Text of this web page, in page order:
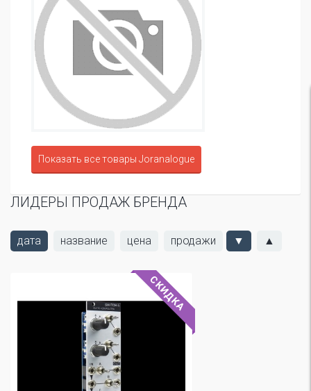
Показать все товары Joranalogue
ЛИДЕРЫ ПРОДАЖ БРЕНДА
дата название цена продажи ▼ ▲
СКИДКА